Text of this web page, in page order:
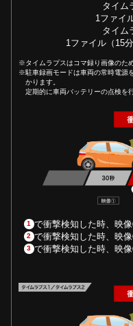
タイム
1ファイ
タイム
1ファイル（15
※タイムラプスはコマ録り画像のた
※駐車録画モードは車両の常時電源
かります。
定期的に車両バッテリーの点検を
1 で衝撃検知した時、映
2 で衝撃検知した時、映
3 で衝撃検知した時、映